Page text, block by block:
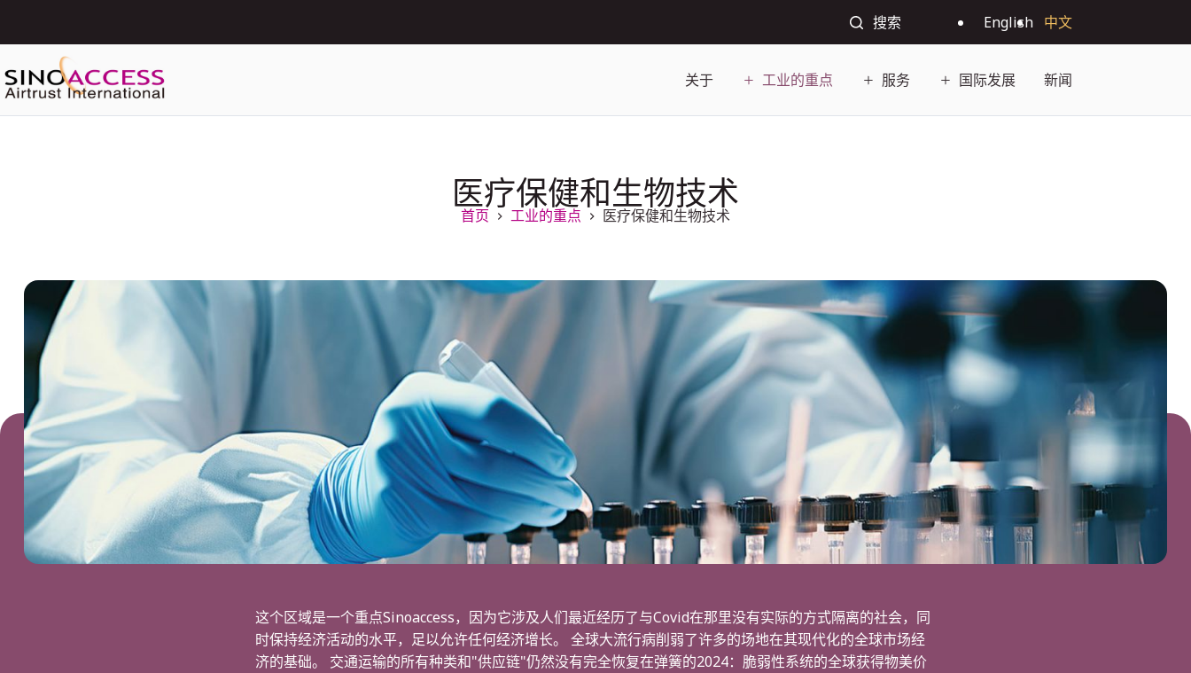
搜索 English 中文
关于 工业的重点 服务 国际发展 新闻
医疗保健和生物技术
首页 工业的重点 医疗保健和生物技术
这个区域是一个重点Sinoaccess，因为它涉及人们最近经历了与Covid在那里没有实际的方式隔离的社会，同
时保持经济活动的水平，足以允许任何经济增长。 全球大流行病削弱了许多的场地在其现代化的全球市场经
济的基础。 交通运输的所有种类和"供应链"仍然没有完全恢复在弹簧的2024：脆弱性系统的全球获得物美价